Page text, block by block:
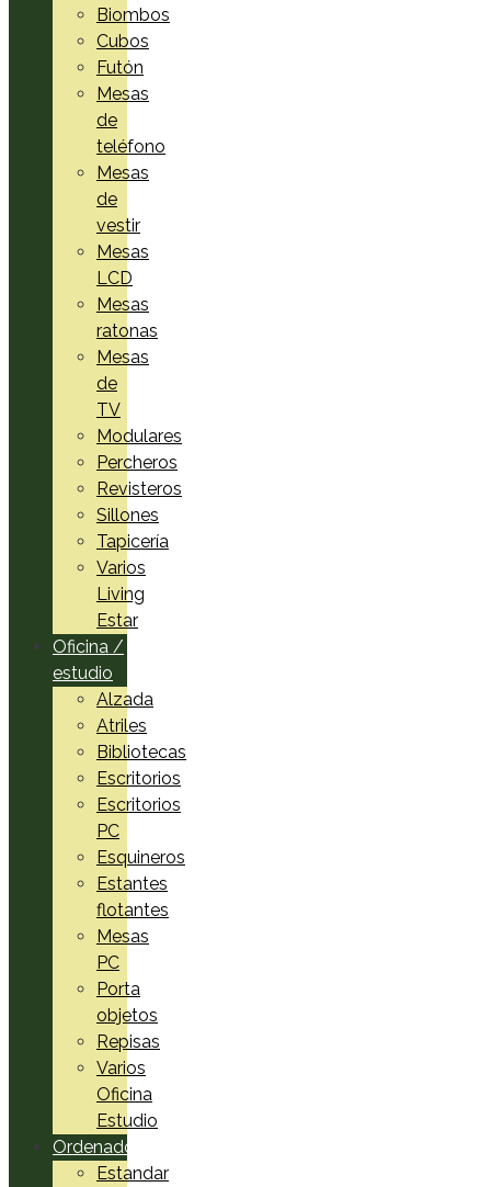
Biombos
Cubos
Futón
Mesas
de
teléfono
Mesas
de
vestir
Mesas
LCD
Mesas
ratonas
Mesas
de
TV
Modulares
Percheros
Revisteros
Sillones
Tapicería
Varios
Living
Estar
Oficina /
estudio
Alzada
Atriles
Bibliotecas
Escritorios
Escritorios
PC
Esquineros
Estantes
flotantes
Mesas
PC
Porta
objetos
Repisas
Varios
Oficina
Estudio
Ordenadores
Estandar